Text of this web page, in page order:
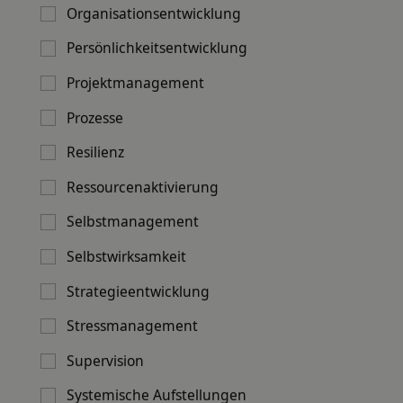
Organisationsentwicklung
Persönlichkeitsentwicklung
Projektmanagement
Prozesse
Resilienz
Ressourcenaktivierung
Selbstmanagement
Selbstwirksamkeit
Strategieentwicklung
Stressmanagement
Supervision
Systemische Aufstellungen
Für welche Themen kann ich einen SMC-
Für welche Themen kann ich einen SMC-Coach
anfragen?SMC-Coaches begleiten unter
anderem bei Führung, persönlicher und
beruflicher Veränderung, Konfliktklärung,
Kulturentwicklung. Der systemische Ansatz ist
praxisnah und in unterschiedlichen beruflichen
Kontexten einsetzbar.